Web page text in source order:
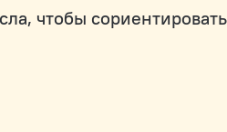
чтобы